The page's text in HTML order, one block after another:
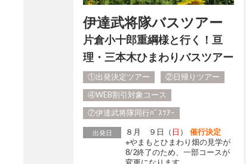
伊達武将隊バスツアー
片倉小十郎重綱様と行く！亘
理・三本木ひまわりバスツアー
①出発決定ツアー
②日帰りツアー
④WEB割引対象コース
⑦伊達武将隊同行ﾊﾞｽﾂｱｰ
出発日 ８月 ９日（ 日 ）催行決定
※やまもとひまわり畑の見学が
8/2終了のため、一部コースが